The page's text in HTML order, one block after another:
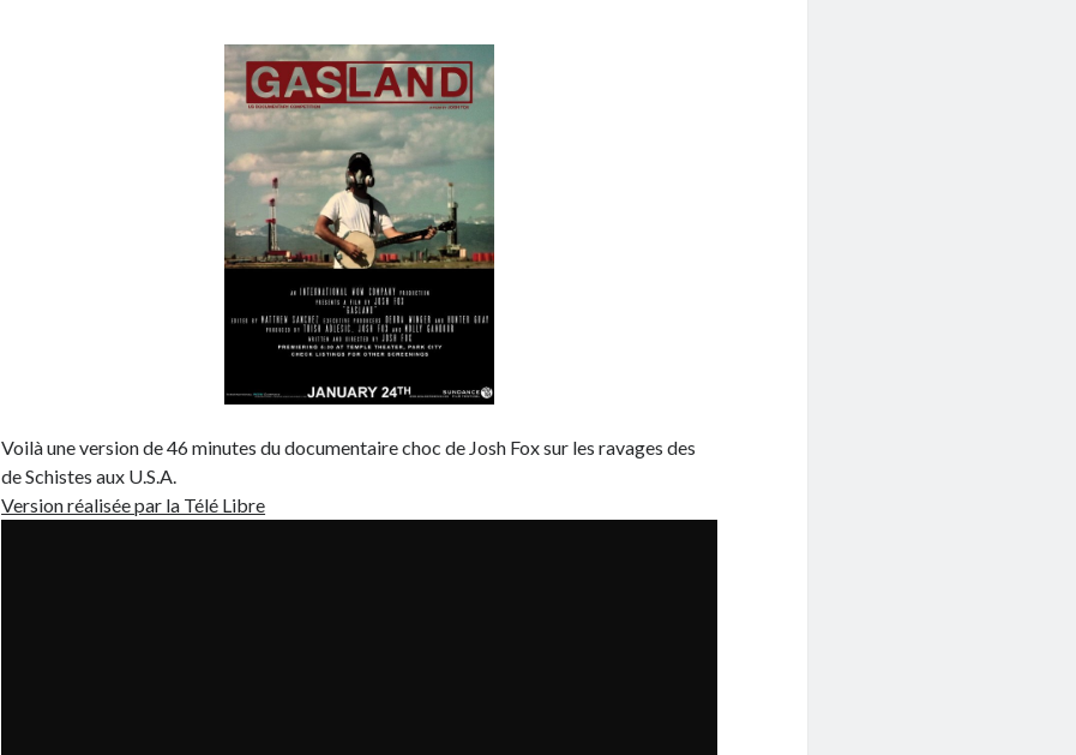
Voilà une version de 46 minutes du documentaire choc de Josh Fox sur les ravages des
de Schistes aux U.S.A.
Version réalisée par la Télé Libre